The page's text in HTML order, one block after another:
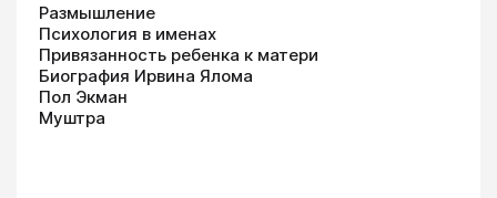
Размышление
Психология в именах
Привязанность ребенка к матери
Биография Ирвина Ялома
Пол Экман
Муштра